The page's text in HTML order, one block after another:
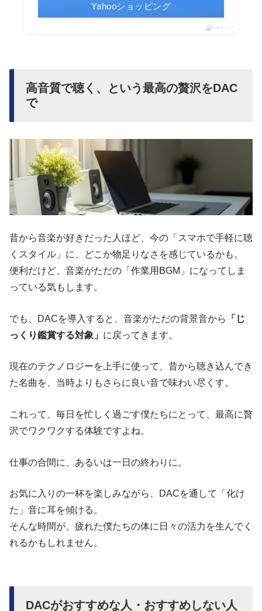
Yahooショッピング
ポチップ
高音質で聴く、という最高の贅沢をDAC
で
昔から音楽が好きだった人ほど、今の「スマホで手軽に聴
くスタイル」に、どこか物足りなさを感じているかも。
便利だけど、音楽がただの「作業用BGM」になってしま
っている気もします。
でも、DACを導入すると、音楽がただの背景音から
「じ
っくり鑑賞する対象」 に戻ってきます。
現在のテクノロジーを上手に使って、昔から聴き込んでき
た名曲を、当時よりもさらに良い音で味わい尽くす。
これって、毎日を忙しく過ごす僕たちにとって、最高に贅
沢でワクワクする体験ですよね。
仕事の合間に、あるいは一日の終わりに。
お気に入りの一杯を楽しみながら、DACを通して「化け
た」音に耳を傾ける。
そんな時間が、疲れた僕たちの体に日々の活力を生んでく
れるかもしれません。
DACがおすすめな人・おすすめしない人